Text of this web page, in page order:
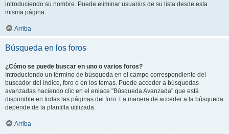
introduciendo su nombre. Puede eliminar usuarios de su lista desde esta
misma página.
Arriba
Búsqueda en los foros
¿Cómo se puede buscar en uno o varios foros?
Introduciendo un término de búsqueda en el campo correspondiente del
buscador del índice, foro o en los temas. Puede acceder a búsquedas
avanzadas haciendo clic en el enlace "Búsqueda Avanzada" que está
disponible en todas las páginas del foro. La manera de acceder a la búsqueda
depende de la plantilla utilizada.
Arriba